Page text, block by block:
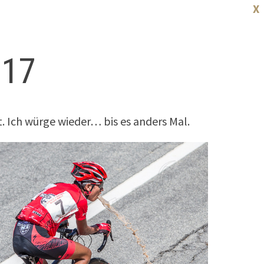
X
würge wieder… bis es anders Mal.